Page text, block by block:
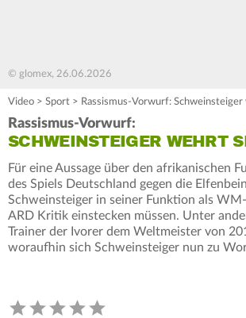
© glomex, 26.06.2026
Video > Sport > Rassismus-Vorwurf:
Rassismus-Vorwurf:
SCHWEINSTEIGER WEHRT
Für eine Aussage über den afrikanischen
des Spiels Deutschland gegen die
Schweinsteiger in seiner Funktion als
ARD Kritik einstecken müssen. Unter
Trainer der Ivorer dem Weltmeister von
woraufhin sich Schweinsteiger nun zu